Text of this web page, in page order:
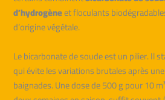
d’hydrogèneet floculants
d’origine végétale.
Le bicarbonate de soude est un pilier. Il
qui évite les variations brutales après
baignades. Une dose de 500 g pour 10